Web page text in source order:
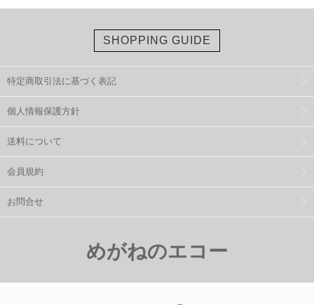
SHOPPING GUIDE
特定商取引法に基づく表記
個人情報保護方針
送料について
会員規約
お問合せ
めがねのエコー